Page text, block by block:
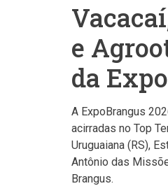
e
da
A ExpoBrangus
acirradas no Top
Uruguaiana (RS),
Antônio das
Brangus.